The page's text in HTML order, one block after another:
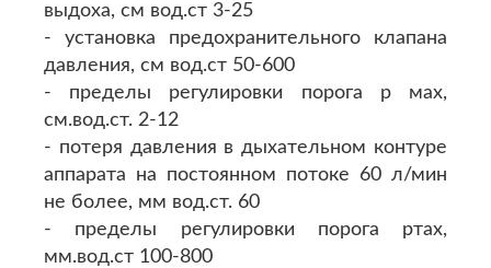
выдоха, см вод.ст 3-25
- установка предохранительного клапана
давления, см вод.ст 50-600
- пределы регулировки порога р мах,
см.вод.ст. 2-12
- потеря давления в дыхательном контуре
аппарата на постоянном потоке 60 л/мин
не более, мм вод.ст. 60
- пределы регулировки порога ртах,
мм.вод.ст 100-800